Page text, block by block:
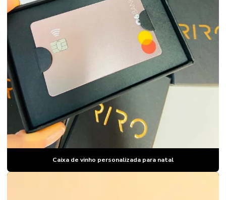
Caixa de vinho personalizada para natal